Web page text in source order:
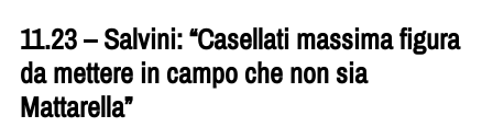
11.23 – Salvini: “Casellati massima figura
da mettere in campo che non sia
Mattarella”